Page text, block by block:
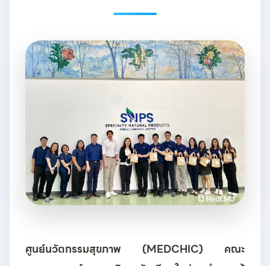
ศูนย์นวัตกรรมสุขภาพ (MEDCHIC) คณะ